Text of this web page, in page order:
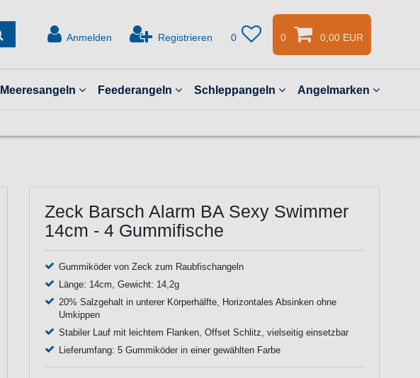
Anmelden Registrieren 0 0 0,00 EUR
Meeresangeln Feederangeln Schleppangeln Angelmarken
Zeck Barsch Alarm BA Sexy Swimmer
14cm - 4 Gummifische
Gummiköder von Zeck zum Raubfischangeln
Länge: 14cm, Gewicht: 14,2g
20% Salzgehalt in unterer Körperhälfte, Horizontales Absinken ohne
Umkippen
Stabiler Lauf mit leichtem Flanken, Offset Schlitz, vielseitig einsetzbar
Lieferumfang: 5 Gummiköder in einer gewählten Farbe